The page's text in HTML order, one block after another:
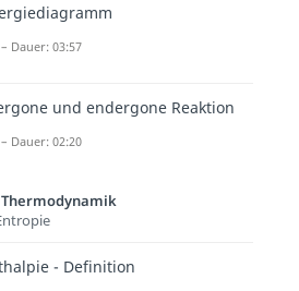
Dauer: 03:57
und endergone Reaktion
Dauer: 02:20
- Definition